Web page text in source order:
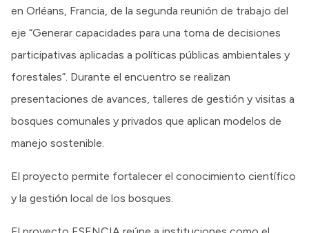
en Orléans, Francia, de la segunda reunión de trabajo del
eje “Generar capacidades para una toma de decisiones
participativas aplicadas a políticas públicas ambientales y
forestales”. Durante el encuentro se realizan
presentaciones de avances, talleres de gestión y visitas a
bosques comunales y privados que aplican modelos de
manejo sostenible.
El proyecto permite fortalecer el conocimiento científico
y la gestión local de los bosques.